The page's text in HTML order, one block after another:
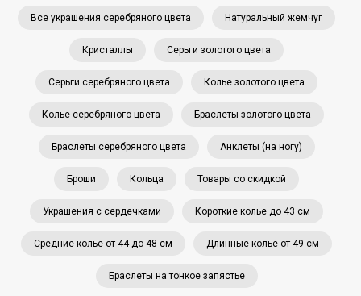
Все украшения серебряного цвета Натуральный жемчуг
Кристаллы Серьги золотого цвета
Серьги серебряного цвета Колье золотого цвета
Колье серебряного цвета Браслеты золотого цвета
Браслеты серебряного цвета Анклеты (на ногу)
Броши Кольца Товары со скидкой
Украшения с сердечками Короткие колье до 43 см
Средние колье от 44 до 48 см Длинные колье от 49 см
Браслеты на тонкое запястье